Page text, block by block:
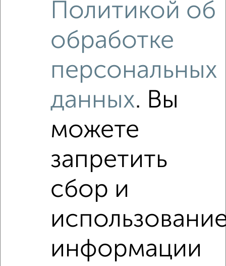
3‑комнатные квартиры недалеко от ЖК Май
Рядом, с меньшей ценой
Недалеко от ЖК Май с ценой ниже
Политикой об
обработке
персональных
данных. Вы
можете
запретить
сбор и
информации